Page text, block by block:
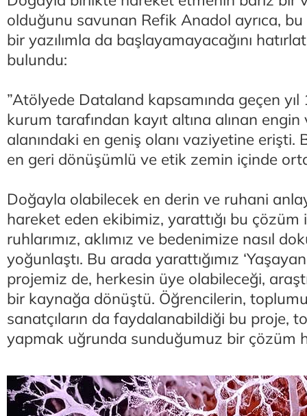
olduğunu savunan Refik Anadol ayrıca,
bir yazılımla da başlayamayacağını
bulundu:
”Atölyede Dataland kapsamında geçen yıl
kurum tarafından kayıt altına alınan
alanındaki en geniş olanı vaziyetine erişti.
en geri dönüşümlü ve etik zemin içinde
Doğayla olabilecek en derin ve ruhani
hareket eden ekibimiz, yarattığı bu çözüm
ruhlarımız, aklımız ve bedenimize nasıl
yoğunlaştı. Bu arada yarattığımız
projemiz de, herkesin üye olabileceği,
bir kaynağa dönüştü. Öğrencilerin,
sanatçıların da faydalanabildiği bu proje,
yapmak uğrunda sunduğumuz bir çözüm